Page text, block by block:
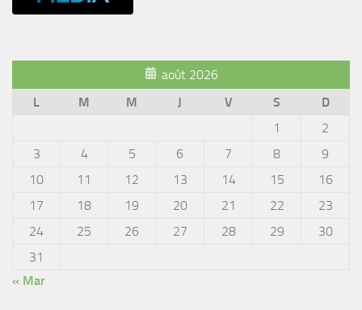
août 2026
L
M M J V S
D
1
2
3
4 5 6 7 8
9
10
11 12 13 14 15
16
17
18 19 20 21 22
23
24
25 26 27 28 29
30
31
« Mar